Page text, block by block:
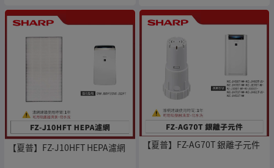
【夏普】FZ-J10HFT HEPA濾網 【夏普】FZ-AG70T 銀離子元件